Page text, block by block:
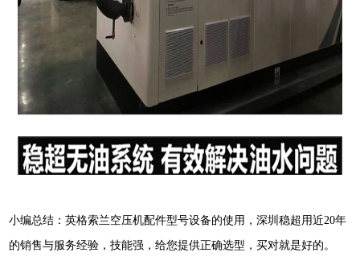
小编总结：英格索兰空压机配件型号设备的使用，深圳稳超用近20年
的销售与服务经验，技能强，给您提供正确选型，买对就是好的。